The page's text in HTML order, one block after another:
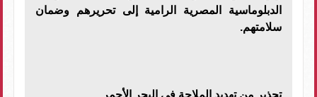
الدبلوماسية المصرية الرامية إلى تحريرهم وضمان
سلامتهم.
تحذير من تهديد الملاحة في البحر الأحمر